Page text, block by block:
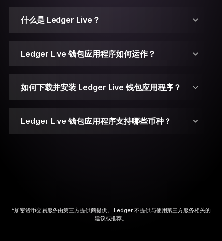
1. 确保您已安装 Ledger Live。
2. 连接您的 Ledger 设备。
3. 解锁您的 Ledger 设备。
4. 打开 Ledger Live。
5. 访问管理器。
8. 打开您设备上的应用程序。
什么是 Ledger Live？
Ledger Live 钱包应用程序如何运作？
如何下载并安装 Ledger Live 钱包应用程序？
Ledger Live 钱包应用程序支持哪些币种？
*加密货币交易服务由第三方提供商提供。 Ledger 不提供与使用第三方服务相关的
建议或推荐。